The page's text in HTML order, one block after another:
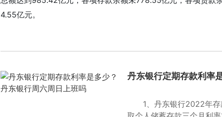
4.55亿元。
丹东银行定期存款利率
1、丹东银行2022年